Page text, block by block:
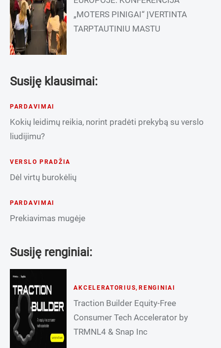
„MOTERS PINIGAI“ ĮVERTINTA
TARPTAUTINIU MASTU
Susiję klausimai:
PARDAVIMAI
Kokių leidimų reikia, norint pradėti prekybą su verslo
liudijimu?
VERSLO PRADŽIA
Dėl virtų burokėlių
PARDAVIMAI
Prekiavimas mugėje
Susiję renginiai:
AKCELERATORIUS, RENGINIAI
Traction Builder Equity-Free
Consumer Tech Accelerator by
TRMNL4 & Snap Inc